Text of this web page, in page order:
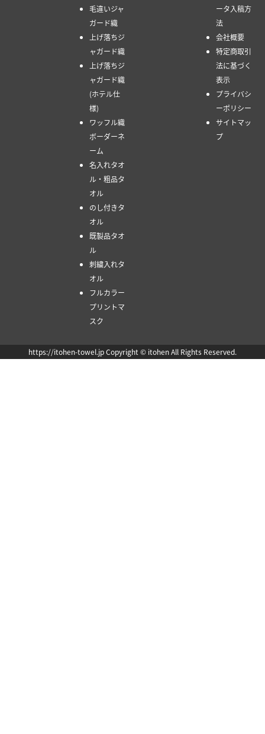
毛違いジャ
ガード織
上げ落ちジ
ャガード織
上げ落ちジ
ャガード織
(ホテル仕
様)
ワッフル織
ボーダーネ
ーム
名入れタオ
ル・粗品タ
オル
のし付きタ
オル
既製品タオ
ル
刺繍入れタ
オル
フルカラー
プリントマ
スク
ータ入稿方
法
会社概要
特定商取引
法に基づく
表示
プライバシ
ーポリシー
サイトマッ
プ
https://itohen-towel.jp Copyright © itohen All Rights Reserved.